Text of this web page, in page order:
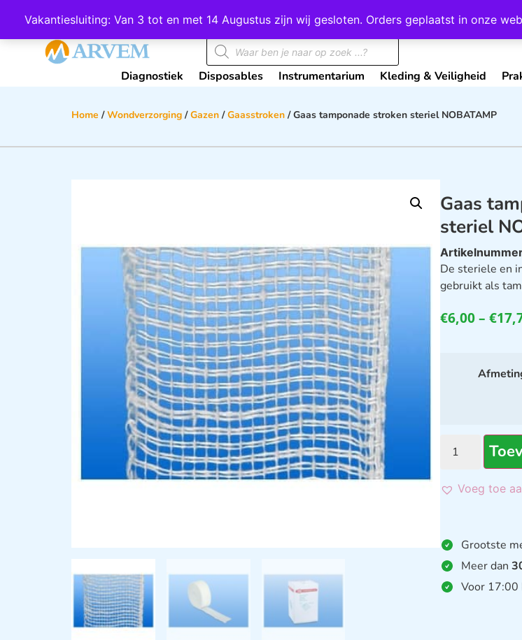
Vakantiesluiting: Van 3 tot en met 14 Augustus zijn wij gesloten. Orders geplaatst in onze
Wij scoren een 4,8 op Google
Diagnostiek Disposables Instrumentarium Kleding & Veiligheid
Home /Wondverzorging /Gazen /Gaasstroken / Gaas tamponade stroken steriel NOBATAMP
Gaas
steriel
De steriele en
gebruikt als
€6,00– €
Voeg toe
Grootste
Meer dan
Voor 17:00